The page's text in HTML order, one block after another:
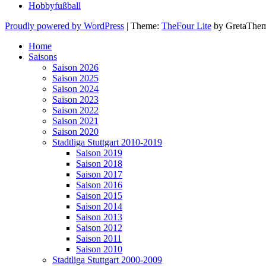
Hobbyfußball
Proudly powered by WordPress | Theme: TheFour Lite by
Home
Saisons
Saison 2026
Saison 2025
Saison 2024
Saison 2023
Saison 2022
Saison 2021
Saison 2020
Stadtliga Stuttgart 2010-2019
Saison 2019
Saison 2018
Saison 2017
Saison 2016
Saison 2015
Saison 2014
Saison 2013
Saison 2012
Saison 2011
Saison 2010
Stadtliga Stuttgart 2000-2009